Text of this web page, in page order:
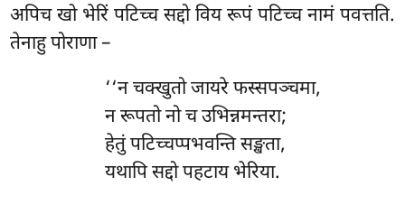
अपिच खो भेरिं पटिच्च सद्दो विय रूपं पटिच्च नामं पवत्तति.
तेनाहु पोराणा –
‘‘नचक्खुतो जायरे फस्सपञ्चमा,
न रूपतो नो च उभिन्नमन्तरा;
हेतुं पटिच्चप्पभवन्ति सङ्खता,
यथापि सद्दो पहटाय भेरिया.